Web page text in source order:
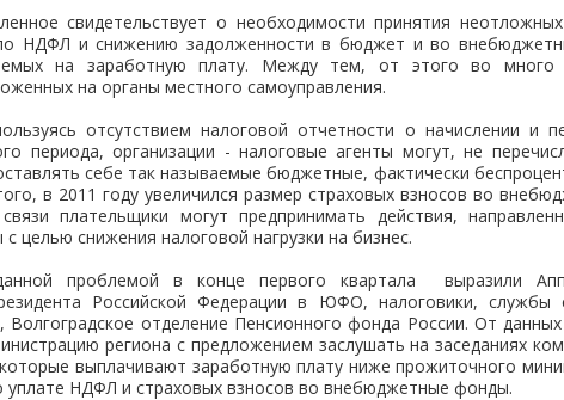
свидетельствует о необходимости принятия
НДФЛ и снижению задолженности в бюджет и во
на заработную плату. Между тем, от этого во много
на органы местного самоуправления.
отсутствием налоговой отчетности о начислении и
периода, организации - налоговые агенты могут, не
себе так называемые бюджетные, фактически
в 2011 году увеличился размер страховых взносов во
плательщики могут предпринимать действия,
целью снижения налоговой нагрузки на бизнес.
проблемой в конце первого квартала выразили
Российской Федерации в ЮФО, налоговики, службы
Волгоградское отделение Пенсионного фонда России. От
региона с предложением заслушать на заседаниях
выплачивают заработную плату ниже прожиточного
уплате НДФЛ и страховых взносов во внебюджетные фонды.